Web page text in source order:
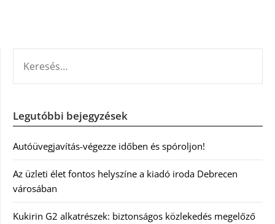
Legutóbbi bejegyzések
Autóüvegjavítás-végezze időben és spóroljon!
Az üzleti élet fontos helyszíne a kiadó iroda Debrecen
városában
Kukirin G2 alkatrészek: biztonságos közlekedés megelőző